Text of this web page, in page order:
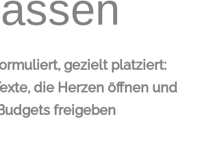
gezielt platziert:
die Herzen öffnen und
freigeben